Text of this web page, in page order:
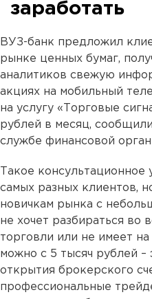
заработать
ВУЗ-банк предложил
рынке ценных бумаг,
аналитиков свежую
акциях на мобильный
на услугу «Торговые
рублей в месяц,
службе финансовой
Такое
самых разных клиентов,
новичкам рынка с
не хочет разбираться во
торговли или не имеет
можно с 5 тысяч рублей –
открытия брокерского
профессиональные